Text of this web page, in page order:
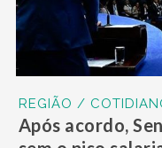
REGIÃO /
Após acordo,